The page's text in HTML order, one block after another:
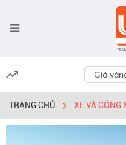
Giá
TRANG CHỦ XE VÀ CÔNG